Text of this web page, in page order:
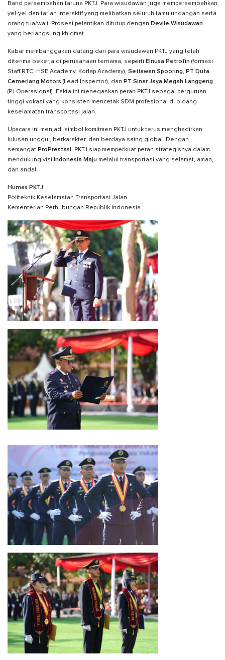
Band persembahan taruna PKTJ. Para wisudawan juga mempersembahkan
yel-yel dan tarian interaktif yang melibatkan seluruh tamu undangan serta
orang tua/wali. Prosesi pelantikan ditutup dengan Devile Wisudawan
yang berlangsung khidmat.
Kabar membanggakan datang dari para wisudawan PKTJ yang telah
diterima bekerja di perusahaan ternama, seperti Elnusa Petrofin (formasi
Staff RTC, HSE Academy, Korlap Academy), Setiawan Spooring, PT Duta
Cemerlang Motors (Lead Inspector), dan PT Sinar Jaya Megah Langgeng
(PJ Operasional). Fakta ini menegaskan peran PKTJ sebagai perguruan
tinggi vokasi yang konsisten mencetak SDM profesional di bidang
keselamatan transportasi jalan.
Upacara ini menjadi simbol komitmen PKTJ untuk terus menghadirkan
lulusan unggul, berkarakter, dan berdaya saing global. Dengan
semangat ProPrestasi, PKTJ siap memperkuat peran strategisnya dalam
mendukung visi Indonesia Maju melalui transportasi yang selamat, aman,
dan andal.
Humas PKTJ
Politeknik Keselamatan Transportasi Jalan
Kementerian Perhubungan Republik Indonesia